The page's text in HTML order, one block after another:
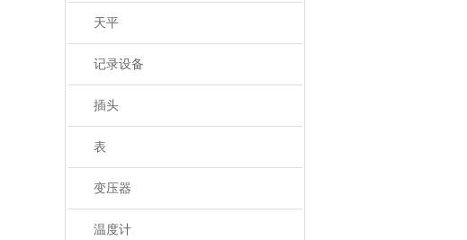
天平
记录设备
插头
表
变压器
温度计